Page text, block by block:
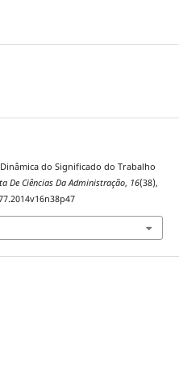
Dinâmica do Significado do Trabalho
De Ciências Da Administração, 16(38),